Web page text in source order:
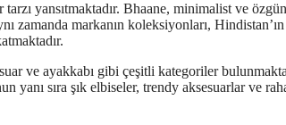
yansıtmaktadır. Bhaane, minimalist ve
zamanda markanın koleksiyonları,
ve ayakkabı gibi çeşitli kategoriler
yanı sıra şık elbiseler, trendy aksesuarlar ve